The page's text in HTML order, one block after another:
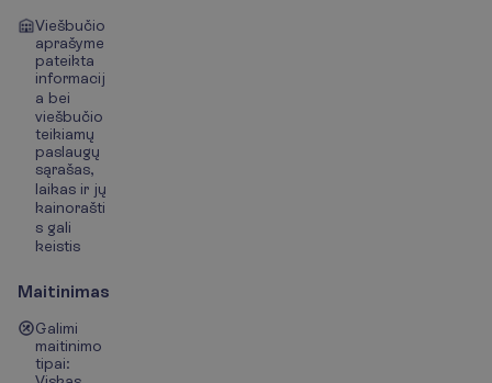
Viešbučio
aprašyme
pateikta
informacij
a bei
viešbučio
teikiamų
paslaugų
sąrašas,
laikas ir jų
kainorašti
s gali
keistis
Maitinimas
Galimi
maitinimo
tipai: